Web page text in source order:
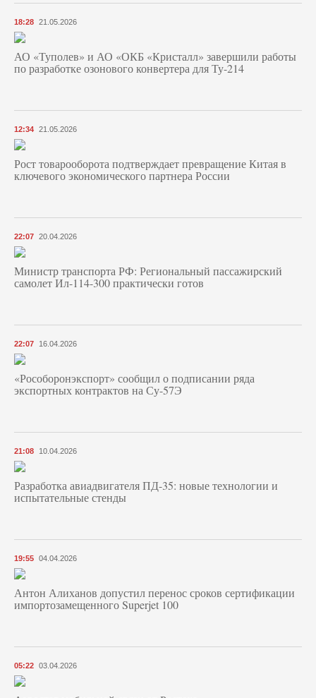
18:28 21.05.2026
АО «Туполев» и АО «ОКБ «Кристалл» завершили работы
по разработке озонового конвертера для Ту-214
12:34 21.05.2026
Рост товарооборота подтверждает превращение Китая в
ключевого экономического партнера России
22:07 20.04.2026
Министр транспорта РФ: Региональный пассажирский
самолет Ил-114-300 практически готов
22:07 16.04.2026
«Рособоронэкспорт» сообщил о подписании ряда
экспортных контрактов на Су-57Э
21:08 10.04.2026
Разработка авиадвигателя ПД-35: новые технологии и
испытательные стенды
19:55 04.04.2026
Антон Алиханов допустил перенос сроков сертификации
импортозамещенного Superjet 100
05:22 03.04.2026